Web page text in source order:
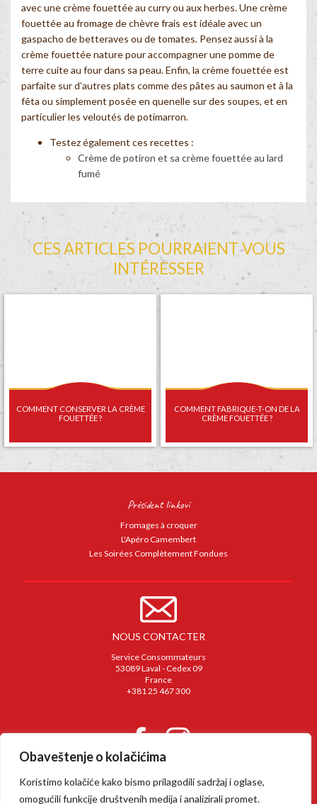
Obaveštenje o kolačićima
Koristimo kolačiće kako bismo prilagodili sadržaj i oglase,
omogućili funkcije društvenih medija i analizirali promet.
avec une crème fouettée au curry ou aux herbes. Une crème
fouettée au fromage de chèvre frais est idéale avec un
gaspacho de betteraves ou de tomates. Pensez aussi à la
crème fouettée nature pour accompagner une pomme de
terre cuite au four dans sa peau. Enfin, la crème fouettée est
parfaite sur d’autres plats comme des pâtes au saumon et à la
fêta ou simplement posée en quenelle sur des soupes, et en
particulier les veloutés de potimarron.
Testez également ces recettes :
Crème de potiron et sa crème fouettée au lard
fumé
CES ARTICLES POURRAIENT VOUS
INTÉRESSER
COMMENT CONSERVER LA CRÈME
FOUETTÉE ?
COMMENT FABRIQUE-T-ON DE LA
CRÈME FOUETTÉE ?
Président linkovi
Fromages à croquer
L'Apéro Camembert
Les Soirées Complètement Fondues
NOUS CONTACTER
Service Consommateurs
53089 Laval - Cedex 09
France
+381 25 467 300
Mentions légales